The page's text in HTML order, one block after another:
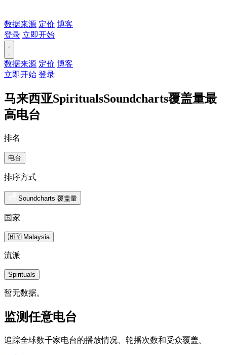
数据来源 定价 博客
登录 立即开始
数据来源 定价 博客
立即开始 登录
马来西亚SpiritualsSoundcharts覆盖量最
高电台
排名
电台
排序方式
Soundcharts 覆盖量
国家
🇲🇾 Malaysia
流派
Spirituals
暂无数据。
监测任意电台
追踪全球数千家电台的播放情况、轮播次数和受众覆盖。